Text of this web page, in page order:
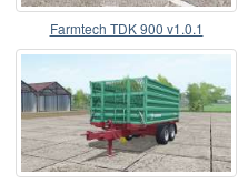
Farmtech TDK 900 v1.0.1